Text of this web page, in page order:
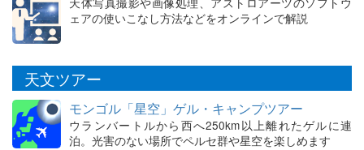
ェアの使いこなし方法などをオンラインで解説
天文ツアー
モンゴル「星空」ゲル・キャンプツアー
ウランバートルから西へ250km以上離れたゲルに連
泊。光害のない場所でペルセ群や星空を楽しめます